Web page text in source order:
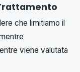
che limitiamo il
viene valutata